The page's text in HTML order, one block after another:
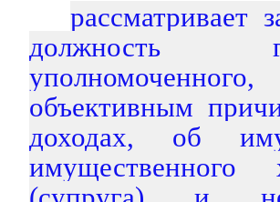
рассматривает
должность
объективным
доходах, об
имущественного